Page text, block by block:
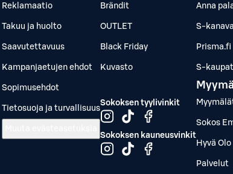
Reklamaatio
Takuu ja huolto
Saavutettavuus
Kampanjaetujen ehdot
Sopimusehdot
Tietosuoja ja turvallisuus
Brändit
OUTLET
Black Friday
Kuvasto
Sokoksen tyylivinkit
Sokoksen kauneusvinkit
Anna
S-
Prisma.fi
S-
Sokos
Hyvä
Palvelut